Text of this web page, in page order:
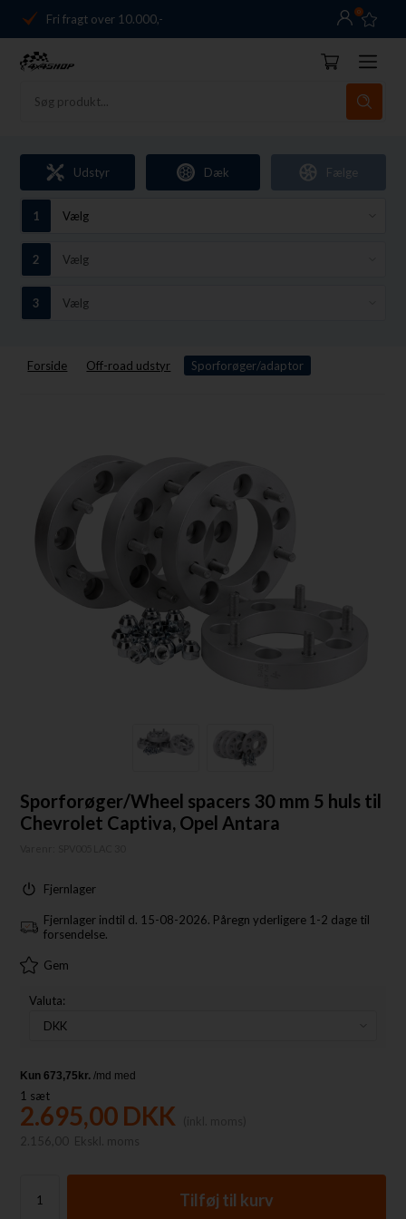
Fri fragt over 10.000,-
Danmarks førende
14 dages returret
Fri fragt over 10.000,-
Danmarks førende
14 dages returret
0
Udstyr Dæk Fælge
Forside Off-road udstyr Sporforøger/adaptor
Sporforøger/Wheel spacers 30 mm 5 huls til
Chevrolet Captiva, Opel Antara
Fjernlager
Fjernlager indtil d. 15-08-2026. Påregn yderligere 1-2 dage til
forsendelse.
Gem
Valuta:
1 sæt
2.695,00 DKK
2.156,00
Ekskl. moms